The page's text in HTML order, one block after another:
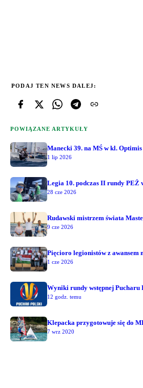
PODAJ TEN NEWS DALEJ:
POWIĄZANE ARTYKUŁY
Manecki 39. na MŚ w kl. Optimis
1 lip 2026
Legia 10. podczas II rundy PEŻ
28 cze 2026
Rudawski mistrzem świata
9 cze 2026
Pięcioro legionistów z awansem
1 cze 2026
Wyniki rundy wstępnej Pucharu
12 godz. temu
Klepacka przygotowuje się do
7 wrz 2020